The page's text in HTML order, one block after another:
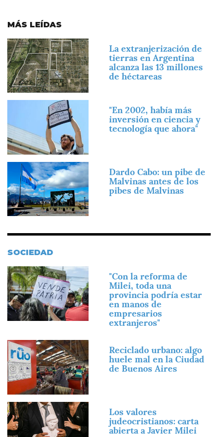
MÁS LEÍDAS
Imagen
La extranjerización de
tierras en Argentina
alcanza las 13 millones
de héctareas
"En 2002, había más
inversión en ciencia y
tecnología que ahora"
Imagen
Dardo Cabo: un pibe de
Malvinas antes de los
pibes de Malvinas
SOCIEDAD
Imagen
"Con la reforma de
Milei, toda una
provincia podría estar
en manos de
empresarios
extranjeros"
Imagen
Reciclado urbano: algo
huele mal en la Ciudad
de Buenos Aires
Imagen
Los valores
judeocristianos: carta
abierta a Javier Milei